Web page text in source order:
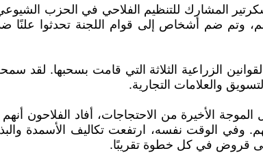
المشارك للتنظيم الفلاحي في الحزب
وتم ضم أشخاص إلى قوام اللجنة تحدثوا
الزراعية الثلاثة التي قامت بسحبها. لقد
والعلامات التجارية.
الأخيرة من الاحتجاجات، أفاد الفلاحون
الوقت نفسه، ارتفعت تكاليف الأسمدة
قروض في كل خطوة تقريبًا.